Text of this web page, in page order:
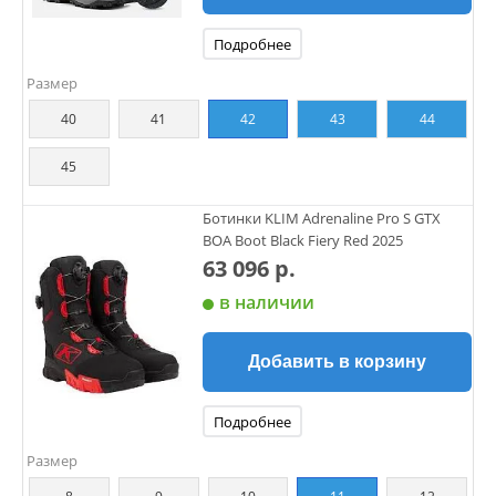
Подробнее
Размер
40 41 42 43 44
45
Ботинки KLIM Adrenaline Pro S GTX
BOA Boot Black Fiery Red 2025
63 096 р.
в наличии
Добавить в корзину
Подробнее
Размер